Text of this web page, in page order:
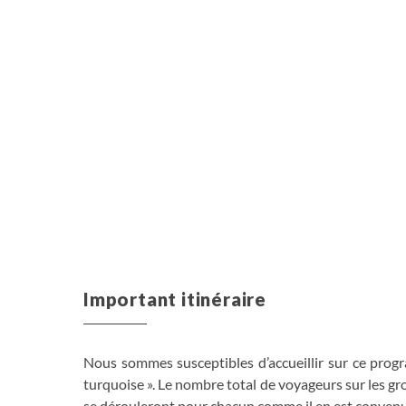
Important itinéraire
Nous sommes susceptibles d’accueillir sur ce
turquoise ». Le nombre total de voyageurs sur les